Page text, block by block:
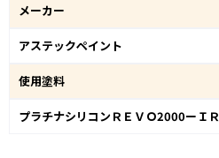
メーカー
アステックペイント
使用塗料
プラチナシリコンＲＥＶＯ2000ーＩＲ